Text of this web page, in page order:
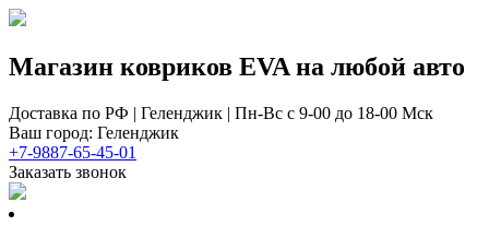
Магазин ковриков EVA ​на любой авто
Доставка по РФ | Геленджик | Пн-Вс с 9-00 до 18-00 Мск
Ваш город: Геленджик
+7-9887-65-45-01
Заказать звонок